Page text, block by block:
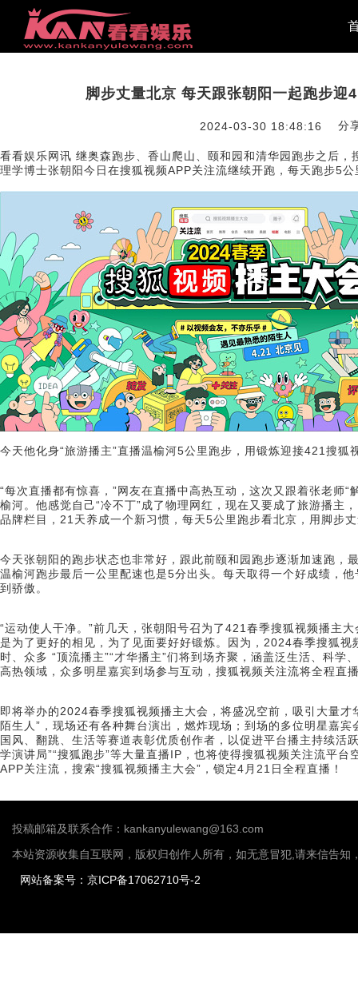
脚步丈量北京 每天跟张朝阳一起跑步迎
2024-03-30 18:48:16 分
看看娱乐网讯 继奥森跑步、香山爬山、颐和园和清华园跑步之后
理学博士张朝阳今日在搜狐视频APP关注流继续开跑，每天跑步5
今天他化身“旅游播主”直播温榆河5公里跑步，用锻炼迎接421搜狐
“每次直播都有惊喜，”网友在直播中高热互动，这次又跟着张老师“
榆河。他感觉自己“冷不丁”成了物理网红，现在又要成了旅游播主
品牌栏目，21天养成一个新习惯，每天5公里跑步看北京，用脚步
今天张朝阳的跑步状态也非常好，跟此前颐和园跑步逐渐加速跑，
温榆河跑步最后一公里配速也是5分出头。每天取得一个好成绩，
到骄傲。
“运动使人干净。”前几天，张朝阳号召为了421春季搜狐视频播主
是为了更好的相见，为了见面要好好锻炼。因为，2024春季搜狐
时、众多 “顶流播主”“才华播主”们将到场齐聚，涵盖泛生活、科学
高热领域，众多明星嘉宾到场参与互动，搜狐视频关注流将全程直
即将举办的2024春季搜狐视频播主大会，将盛况空前，吸引大量
陌生人”，现场还有各种舞台演出，燃炸现场；到场的多位明星嘉
国风、翻跳、生活等赛道表彰优质创作者，以促进平台播主持续活
学演讲局”“搜狐跑步”等大量直播IP，也将使得搜狐视频关注流平
APP关注流，搜索“搜狐视频播主大会”，锁定4月21日全程直播！
投稿邮箱及联系合作：kankanyulewang@163.com
本站资源收集自互联网，版权归创作人所有，如无意冒犯,请来信告知
网站备案号：京ICP备17062710号-2